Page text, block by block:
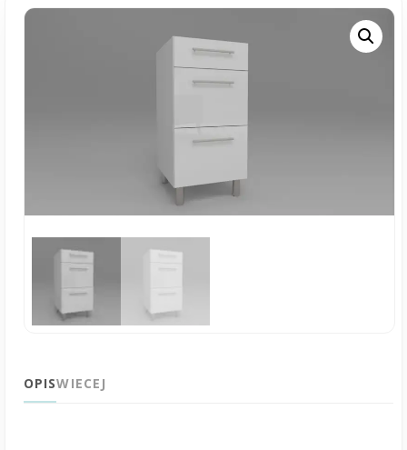
OPISWIECEJ